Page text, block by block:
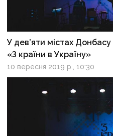
У дев’яти містах
«З країни в Україну»
10 вересня 2019 р., 10:30